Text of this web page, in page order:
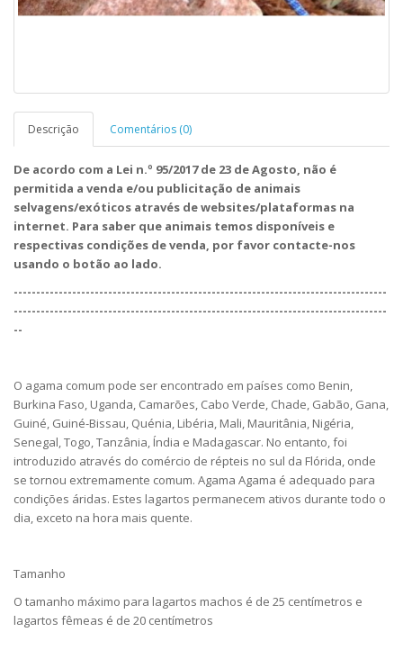
Descrição Comentários (0)
De acordo com a Lei n.º 95/2017 de 23 de Agosto, não é
permitida a venda e/ou publicitação de animais
selvagens/exóticos através de websites/plataformas na
internet. Para saber que animais temos disponíveis e
respectivas condições de venda, por favor contacte-nos
usando o botão ao lado.
-----------------------------------------------------------------------------------
-----------------------------------------------------------------------------------
--
O agama comum pode ser encontrado em países como Benin,
Burkina Faso, Uganda, Camarões, Cabo Verde, Chade, Gabão, Gana,
Guiné, Guiné-Bissau, Quénia, Libéria, Mali, Mauritânia, Nigéria,
Senegal, Togo, Tanzânia, Índia e Madagascar. No entanto, foi
introduzido através do comércio de répteis no sul da Flórida, onde
se tornou extremamente comum. Agama Agama é adequado para
condições áridas. Estes lagartos permanecem ativos durante todo o
dia, exceto na hora mais quente.
Tamanho
O tamanho máximo para lagartos machos é de 25 centímetros e
lagartos fêmeas é de 20 centímetros